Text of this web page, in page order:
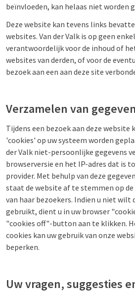
beïnvloeden, kan helaas niet worden
Deze website kan tevens links
websites. Van der Valk is op geen
verantwoordelijk voor de inhoud of
websites van derden, of voor de
bezoek aan een aan deze site
Verzamelen van
Tijdens een bezoek aan deze website
'cookies' op uw systeem worden
der Valk niet-persoonlijke gegevens
browserversie en het IP-adres dat is
provider. Met behulp van deze
staat de website af te stemmen op
van haar bezoekers. Indien u niet wilt
gebruikt, dient u in uw browser
"cookies off"-button aan te klikken.
cookies kan uw gebruik van onze
beperken.
Uw vragen, suggesties